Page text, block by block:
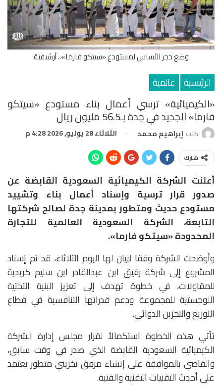
وضع حجر الأساس لمستودع «سيتكو فارما».. أرشيفية
الرئيسية عالمية
«الكيميائية» ترسي أعمال بناء مستودع «سيتكو
فارما» الجديد في جدة بـ56.5 مليون ريال
كتب إبراهيم محمد الثلاثاء 28 يوليو, 2026 4:28 م
شارك
أعلنت الشركة الكيميائية السعودية القابضة عن
صدور قرار ترسية وإسناد أعمال بناء وتشييد
مستودع حديث ومتطور بمدينة جدة لصالح شركتها
التابعة، الشركة السعودية العالمية للتجارة
المحدودة «سيتكو فارما».
وأوضحت الشركة وفقا لبيان لها اليوم الثلاثاء، قد تم إسناد
المشروع إلى شركة رفيق ابن عبدالقادر ابن سليم كريدية
للمقاولات، في خطوة تهدف إلى تعزيز البنية التحتية
اللوجستية للمجموعة ودعم قدراتها التنافسية في قطاع
التوزيع والتخزين الدوائي.
تأتي هذه الخطوة استكمالاً لقرار مجلس إدارة الشركة
الكيميائية السعودية القابضة الذي صدر في وقت سابق،
والقاضي بالموافقة على إنشاء مرفق تخزيني متطور يعتمد
على أحدث التقنيات التقنية والفنية.